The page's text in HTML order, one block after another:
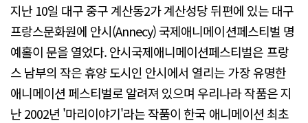
지난 10일 대구 중구 계산동2가 계산성당 뒤편에 있는 대구
프랑스문화원에 안시(Annecy) 국제애니메이션페스티벌 명
예홀이 문을 열었다. 안시국제애니메이션페스티벌은 프랑
스 남부의 작은 휴양 도시인 안시에서 열리는 가장 유명한
애니메이션 페스티벌로 알려져 있으며 우리나라 작품은 지
난 2002년 '마리이야기'라는 작품이 한국 애니메이션 최초